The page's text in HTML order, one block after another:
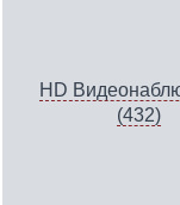
HD
(432)